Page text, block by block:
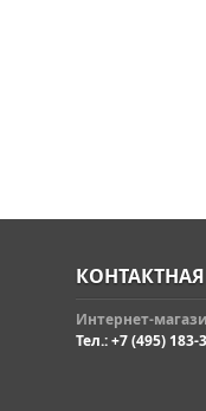
Интернет-
Тел.: +7 (495) 183-